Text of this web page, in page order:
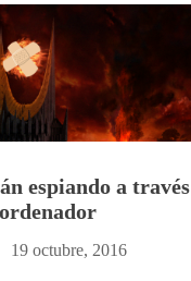
espiando a través
19 octubre, 2016